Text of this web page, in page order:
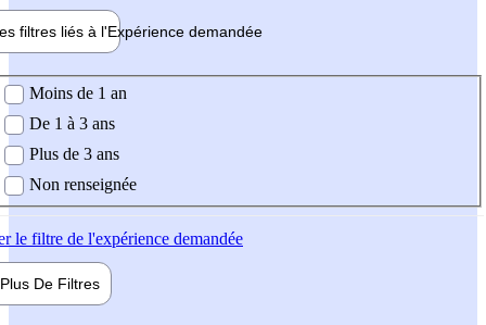
filtres liés à l'Expérience demandée
demandée
Moins de 1 an
De 1 à 3 ans
Plus de 3 ans
Non renseignée
le filtre de l'expérience demandée
Plus De Filtres